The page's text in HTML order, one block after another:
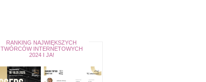
RANKING NAJWIĘKSZYCH
TWÓRCÓW INTERNETOWYCH
2024 I JA!